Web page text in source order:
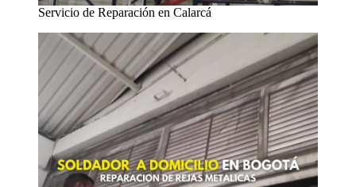
Servicio de Reparación en Calarcá